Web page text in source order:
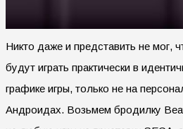
Никто даже и представить не мог,
будут играть практически в
графике игры, только не на
Андроидах. Возьмем бродилку